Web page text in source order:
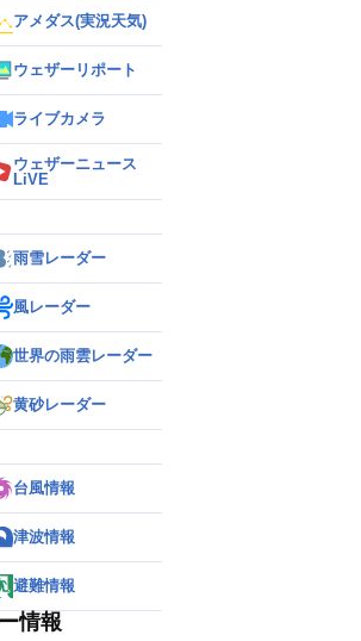
アメダス(実況天気)
ウェザーリポート
ライブカメラ
ウェザーニュース
LiVE
雨雪レーダー
風レーダー
世界の雨雲レーダー
黄砂レーダー
台風情報
津波情報
避難情報
情報